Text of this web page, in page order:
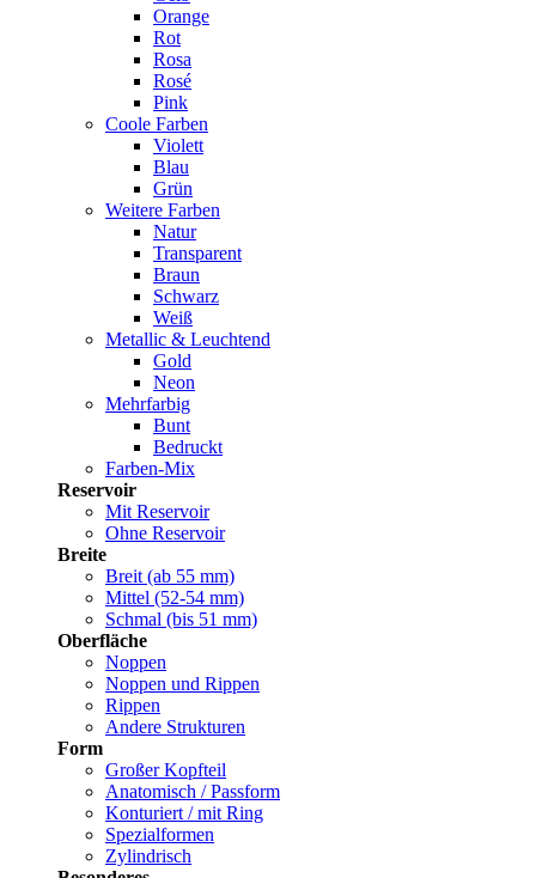
Orange
Rot
Rosa
Rosé
Pink
Coole Farben
Violett
Blau
Grün
Weitere Farben
Natur
Transparent
Braun
Schwarz
Weiß
Metallic & Leuchtend
Gold
Neon
Mehrfarbig
Bunt
Bedruckt
Farben-Mix
Reservoir
Mit Reservoir
Ohne Reservoir
Breite
Breit (ab 55 mm)
Mittel (52-54 mm)
Schmal (bis 51 mm)
Oberfläche
Noppen
Noppen und Rippen
Rippen
Andere Strukturen
Form
Großer Kopfteil
Anatomisch / Passform
Konturiert / mit Ring
Spezialformen
Zylindrisch